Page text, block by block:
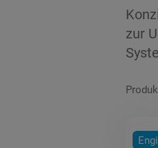
zur